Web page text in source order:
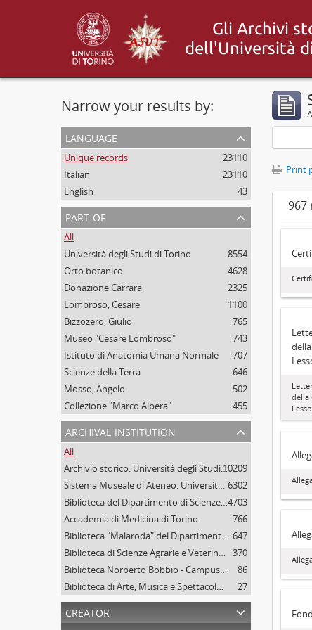
Narrow your results by:
language
Unique records
23110
Italian
23110
English
43
part of
All
Università degli Studi di Torino
8554
Orto botanico
4628
Donazione Carrara
2325
Lombroso, Cesare
1100
Bizzozero, Giulio
765
Museo "Cesare Lombroso"
743
Istituto di Anatomia Umana Normale
707
Scienze della Terra
646
Mosso, Angelo
502
Collezione "Marco Albera"
455
archival institution
All
Archivio storico. Università degli Studi di Torino10209
Sistema Museale di Ateneo. Università degli Studi di Torino 6302
Biblioteca del Dipartimento di Scienze della vita e Biologia dei sistemi. Sede di Biologia vegetale. Università degli studi di Torino4703
Accademia di Medicina di Torino
766
Biblioteca "Malaroda" del Dipartimento di Scienze della Terra. Università degli Studi di Torino 647
Biblioteca di Scienze Agrarie e Veterinarie. Università degli Studi di Torino
370
Biblioteca Norberto Bobbio - Campus "Luigi Einaudi", Università degli Studi di Torino
86
Biblioteca di Arte, Musica e Spettacolo. Università degli Studi di Torino
27
creator
Print
967
della